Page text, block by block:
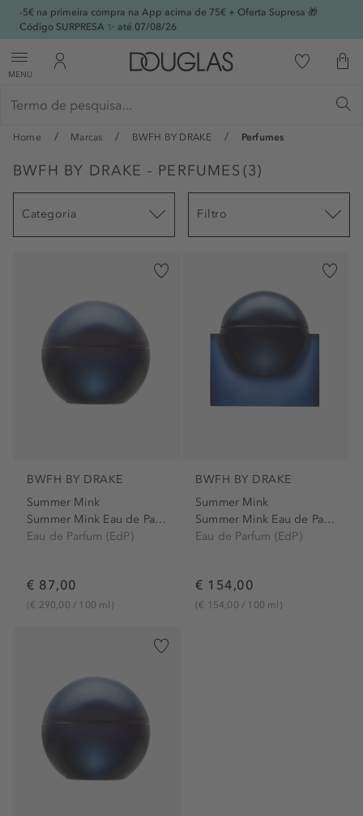
-5€ na primeira compra na App acima de 75€ + Oferta Supresa 🎁
Código SURPRESA ✨ até 07/08/26
MENU
Home Marcas BWFH BY DRAKE Perfumes
BWFH BY DRAKE - PERFUMES (3)
Categoria Filtro
BWFH BY DRAKE
Summer Mink
Summer Mink Eau de Parfum...
Eau de Parfum (EdP)
€ 87,00
(€ 290,00 / 100 ml)
BWFH BY DRAKE
Summer Mink
Summer Mink Eau de Parfum...
Eau de Parfum (EdP)
€ 154,00
(€ 154,00 / 100 ml)